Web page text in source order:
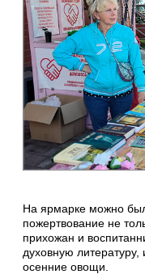
На ярмарке можно
пожертвование не
прихожан и
духовную
осенние овощи.